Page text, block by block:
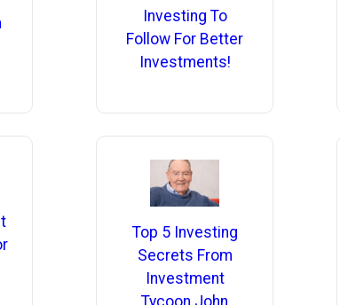
Investing To
Follow For Better
Investments!
Top 5 Investing
Secrets From
Investment
Tycoon John